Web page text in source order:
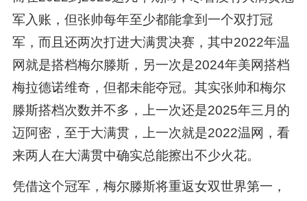
军入账，但张帅每年至少都能拿到一个双打冠
军，而且还两次打进大满贯决赛，其中2022年温
网就是搭档梅尔滕斯，另一次是2024年美网搭档
梅拉德诺维奇，但都未能夺冠。其实张帅和梅尔
滕斯搭档次数并不多，上一次还是2025年三月的
迈阿密，至于大满贯，上一次就是2022温网，看
来两人在大满贯中确实总能擦出不少火花。
凭借这个冠军，梅尔滕斯将重返女双世界第一，